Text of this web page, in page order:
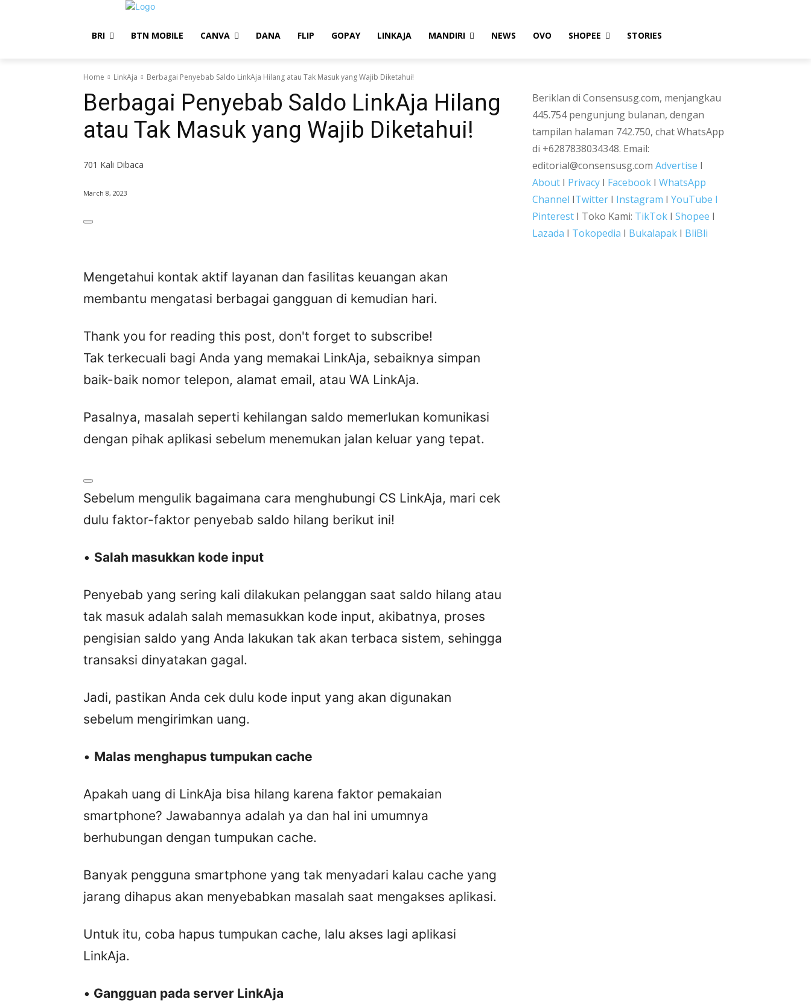
BRI BTN MOBILE CANVA DANA FLIP GOPAY LINKAJA MANDIRI NEWS OVO SHOPEE STORIES
Home LinkAja Berbagai Penyebab Saldo LinkAja Hilang atau Tak Masuk yang Wajib Diketahui!
Berbagai Penyebab Saldo LinkAja Hilang
atau Tak Masuk yang Wajib Diketahui!
701 Kali Dibaca
March 8, 2023
Mengetahui kontak aktif layanan dan fasilitas keuangan akan
membantu mengatasi berbagai gangguan di kemudian hari.
Thank you for reading this post, don't forget to subscribe!
Tak terkecuali bagi Anda yang memakai LinkAja, sebaiknya simpan
baik-baik nomor telepon, alamat email, atau WA LinkAja.
Pasalnya, masalah seperti kehilangan saldo memerlukan komunikasi
dengan pihak aplikasi sebelum menemukan jalan keluar yang tepat.
Sebelum mengulik bagaimana cara menghubungi CS LinkAja, mari cek
dulu faktor-faktor penyebab saldo hilang berikut ini!
• Salah masukkan kode input
Penyebab yang sering kali dilakukan pelanggan saat saldo hilang atau
tak masuk adalah salah memasukkan kode input, akibatnya, proses
pengisian saldo yang Anda lakukan tak akan terbaca sistem, sehingga
transaksi dinyatakan gagal.
Jadi, pastikan Anda cek dulu kode input yang akan digunakan
sebelum mengirimkan uang.
• Malas menghapus tumpukan cache
Apakah uang di LinkAja bisa hilang karena faktor pemakaian
smartphone? Jawabannya adalah ya dan hal ini umumnya
berhubungan dengan tumpukan cache.
Banyak pengguna smartphone yang tak menyadari kalau cache yang
jarang dihapus akan menyebabkan masalah saat mengakses aplikasi.
Untuk itu, coba hapus tumpukan cache, lalu akses lagi aplikasi
LinkAja.
• Gangguan pada server LinkAja
Beriklan di Consensusg.com, menjangkau
445.754 pengunjung bulanan, dengan
tampilan halaman 742.750, chat WhatsApp
di +6287838034348. Email:
editorial@consensusg.com Advertise I
About I Privacy I Facebook I WhatsApp
Channel ITwitter I Instagram I YouTube I
Pinterest I Toko Kami: TikTok I Shopee I
Lazada I Tokopedia I Bukalapak I BliBli